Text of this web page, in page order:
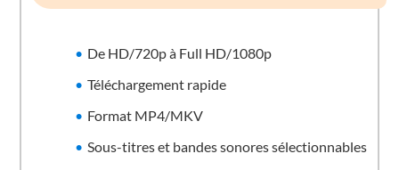
De HD/720p à Full HD/1080p
Téléchargement rapide
Format MP4/MKV
Sous-titres et bandes sonores sélectionnables